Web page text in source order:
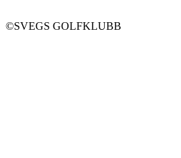
©SVEGS GOLFKLUBB